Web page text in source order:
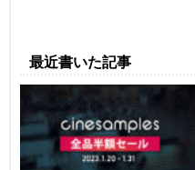
最近書いた記事